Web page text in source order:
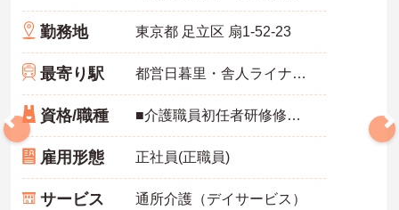
勤務地 東京都 足立区 扇1-52-23
最寄り駅 都営日暮里・舎人ライナー「扇大橋駅」徒歩7分
資格/職種 ■介護職員初任者研修修了者またはホームヘルパー2級 ■経験不問 ※未経験の方にもトレーナーがつきますので安心して業務に入っていただけます。
雇用形態 正社員(正職員)
サービス 通所介護（デイサービス）